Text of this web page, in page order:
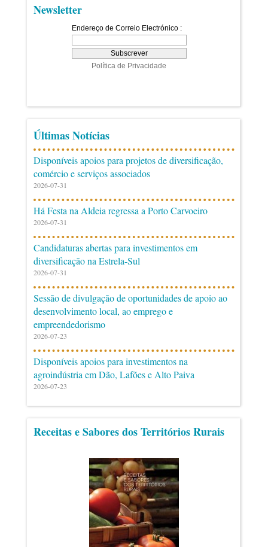
Newsletter
Últimas Notícias
Disponíveis apoios para projetos de diversificação,
comércio e serviços associados
2026-07-31
Há Festa na Aldeia regressa a Porto Carvoeiro
2026-07-31
Candidaturas abertas para investimentos em
diversificação na Estrela-Sul
2026-07-31
Sessão de divulgação de oportunidades de apoio ao
desenvolvimento local, ao emprego e
empreendedorismo
2026-07-23
Disponíveis apoios para investimentos na
agroindústria em Dão, Lafões e Alto Paiva
2026-07-23
Receitas e Sabores dos Territórios Rurais